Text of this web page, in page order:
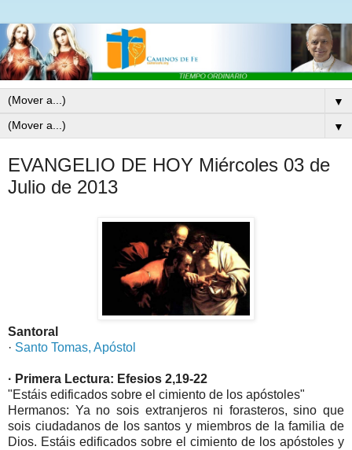
▼
▼
EVANGELIO DE HOY Miércoles 03 de
Julio de 2013
Santoral
· Santo Tomas, Apóstol
· Primera Lectura: Efesios 2,19-22
"Estáis edificados sobre el cimiento de los apóstoles"
Hermanos: Ya no sois extranjeros ni forasteros, sino que
sois ciudadanos de los santos y miembros de la familia de
Dios. Estáis edificados sobre el cimiento de los apóstoles y